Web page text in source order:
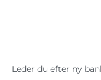
Leder du efter ny